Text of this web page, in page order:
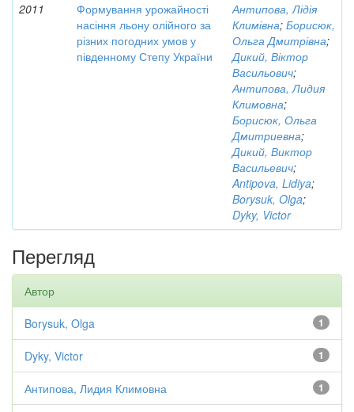
2011
Формування урожайності
насіння льону олійного за
різних погодних умов у
південному Степу України
Антипова, Лідія
Климівна; Борисюк,
Ольга Дмитрівна;
Дикий, Віктор
Васильович;
Антипова, Лидия
Климовна;
Борисюк, Ольга
Дмитриевна;
Дикий, Виктор
Васильевич;
Antipova, Lidiya;
Borysuk, Olga;
Dyky, Victor
Перегляд
Автор
1
Borysuk, Olga
1
Dyky, Victor
1
Антипова, Лидия Климовна